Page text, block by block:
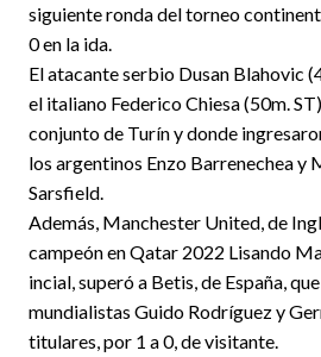
siguiente ronda del torneo
0 en la ida.
El atacante serbio Dusan Blahovic
el italiano Federico Chiesa (50m.
conjunto de Turín y donde
los argentinos Enzo Barrenechea y
Sarsfield.
Además, Manchester United, de
campeón en Qatar 2022 Lisando
incial, superó a Betis, de España,
mundialistas Guido Rodríguez y
titulares, por 1 a 0, de visitante.